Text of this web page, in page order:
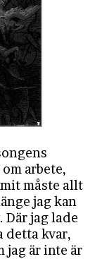
arbete,
måste allt
jag kan
jag lade
detta kvar,
jag är inte är